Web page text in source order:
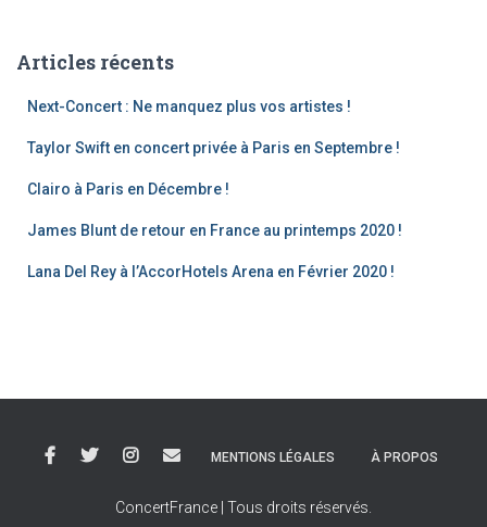
Articles récents
Next-Concert : Ne manquez plus vos artistes !
Taylor Swift en concert privée à Paris en Septembre !
Clairo à Paris en Décembre !
James Blunt de retour en France au printemps 2020 !
Lana Del Rey à l’AccorHotels Arena en Février 2020 !
MENTIONS LÉGALES À PROPOS
ConcertFrance | Tous droits réservés.